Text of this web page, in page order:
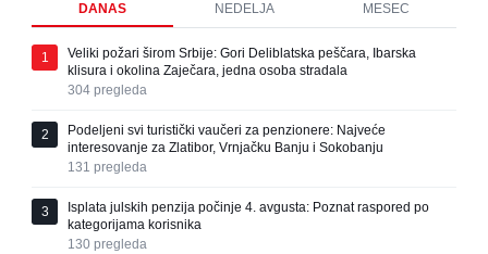
DANAS NEDELJA MESEC
1
Veliki požari širom Srbije: Gori Deliblatska peščara, Ibarska
klisura i okolina Zaječara, jedna osoba stradala
304 pregleda
2
Podeljeni svi turistički vaučeri za penzionere: Najveće
interesovanje za Zlatibor, Vrnjačku Banju i Sokobanju
131 pregleda
3
Isplata julskih penzija počinje 4. avgusta: Poznat raspored po
kategorijama korisnika
130 pregleda